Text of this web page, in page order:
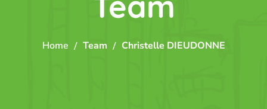
Home Team Christelle DIEUDONNE